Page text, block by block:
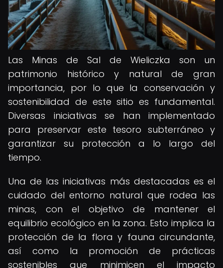
Las Minas de Sal de Wieliczka son un
patrimonio histórico y natural de gran
importancia, por lo que la conservación y
sostenibilidad de este sitio es fundamental.
Diversas iniciativas se han implementado
para preservar este tesoro subterráneo y
garantizar su protección a lo largo del
tiempo.
Una de las iniciativas más destacadas es el
cuidado del entorno natural que rodea las
minas, con el objetivo de mantener el
equilibrio ecológico en la zona. Esto implica la
protección de la flora y fauna circundante,
así como la promoción de prácticas
sostenibles que minimicen el impacto